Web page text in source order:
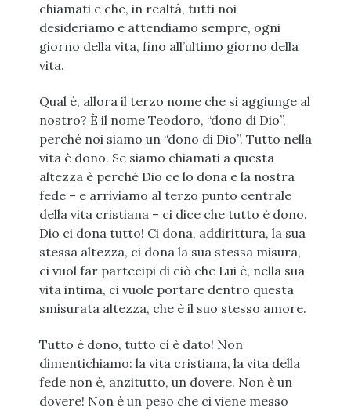
chiamati e che, in realtà, tutti noi
desideriamo e attendiamo sempre, ogni
giorno della vita, fino all’ultimo giorno della
vita.
Qual è, allora il terzo nome che si aggiunge al
nostro? È il nome Teodoro, “dono di Dio”,
perché noi siamo un “dono di Dio”. Tutto nella
vita è dono. Se siamo chiamati a questa
altezza è perché Dio ce lo dona e la nostra
fede – e arriviamo al terzo punto centrale
della vita cristiana – ci dice che tutto è dono.
Dio ci dona tutto! Ci dona, addirittura, la sua
stessa altezza, ci dona la sua stessa misura,
ci vuol far partecipi di ciò che Lui è, nella sua
vita intima, ci vuole portare dentro questa
smisurata altezza, che è il suo stesso amore.
Tutto è dono, tutto ci è dato! Non
dimentichiamo: la vita cristiana, la vita della
fede non è, anzitutto, un dovere. Non è un
dovere! Non è un peso che ci viene messo